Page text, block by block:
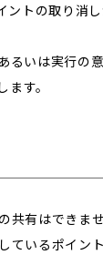
トの取り消
いは実行の
す。
有はできませ
いるポイン